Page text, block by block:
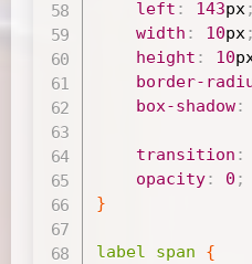
left : 143px;
width : 10px;
height : 10
border-
box-shadow:
transition :
opacity: 0 ;
}
label span
{